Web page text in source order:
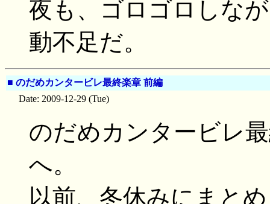
夜も、ゴロゴロしな
動不足だ。
■ のだめカンタービレ最終楽章 前編
Date: 2009-12-29 (Tue)
のだめカンタービレ
へ。
以前、冬休みにまと